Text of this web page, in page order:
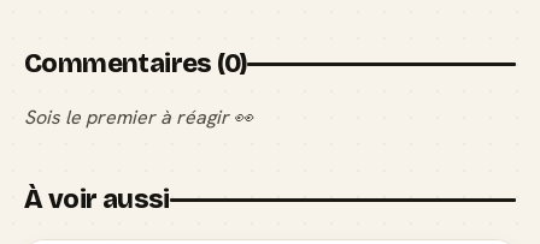
Commentaires (0)
Sois le premier à réagir 👀
À voir aussi